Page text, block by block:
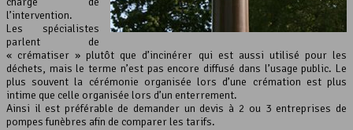
l’intervention.
Les spécialistes
parlent de
« crématiser » plutôt que d’incinérer qui est aussi utilisé pour les
déchets, mais le terme n’est pas encore diffusé dans l’usage public. Le
plus souvent la cérémonie organisée lors d’une crémation est plus
intime que celle organisée lors d’un enterrement.
Ainsi il est préférable de demander un devis à 2 ou 3 entreprises de
pompes funèbres afin de comparer les tarifs.